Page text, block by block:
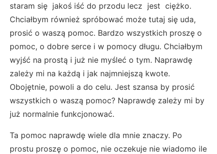
staram się jakoś iść do przodu lecz jest ciężko.
Chciałbym również spróbować może tutaj się uda,
prosić o waszą pomoc. Bardzo wszystkich proszę o
pomoc, o dobre serce i w pomocy długu. Chciałbym
wyjść na prostą i już nie myśleć o tym. Naprawdę
zależy mi na każdą i jak najmniejszą kwote.
Obojętnie, powoli a do celu. Jest szansa by prosić
wszystkich o waszą pomoc? Naprawdę zależy mi by
już normalnie funkcjonować.
Ta pomoc naprawdę wiele dla mnie znaczy. Po
prostu proszę o pomoc, nie oczekuje nie wiadomo ile